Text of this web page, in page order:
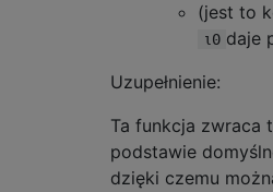
(jest to
⍳0 daje
Uzupełnienie:
Ta funkcja zwraca
podstawie
dzięki czemu